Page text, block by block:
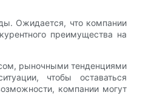
Ожидается, что компании
преимущества на
рыночными тенденциями
чтобы оставаться
компании могут